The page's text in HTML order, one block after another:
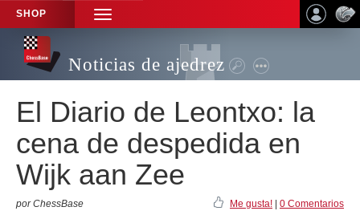
SHOP
TOGGLE
NAVIGATION
Noticias de ajedrez
El Diario de Leontxo: la
cena de despedida en
Wijk aan Zee
por ChessBase Me gusta! 0 Comentarios